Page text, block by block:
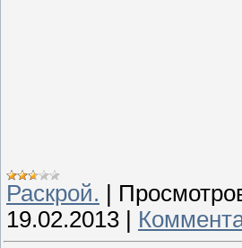
Раскрой.
19.02.2013